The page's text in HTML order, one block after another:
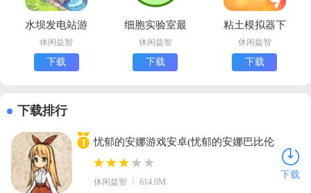
水坝发电站游
戏官方版
(Water Power
安装器)
休闲益智
下载
细胞实验室最
手机版下载
休闲益智
下载
粘土模拟器下
载中文版
休闲益智
下载
下载排行
1
忧郁的安娜游戏安卓(忧郁的安娜巴比伦
汉化组)v2.0 汉化版
休闲益智 614.0M
下载